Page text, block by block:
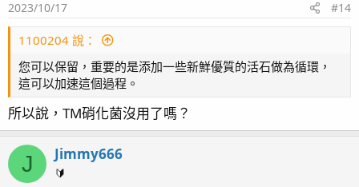
2023/10/17 #14
1100204 說：
您可以保留，重要的是添加一些新鮮優質的活石做為循環，
這可以加速這個過程。
所以說，TM硝化菌沒用了嗎？
J Jimmy666
🔰